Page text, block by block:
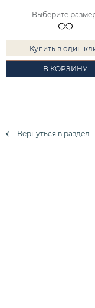
Выберите
Купить в один
В КОРЗИНУ
Вернуться в раздел